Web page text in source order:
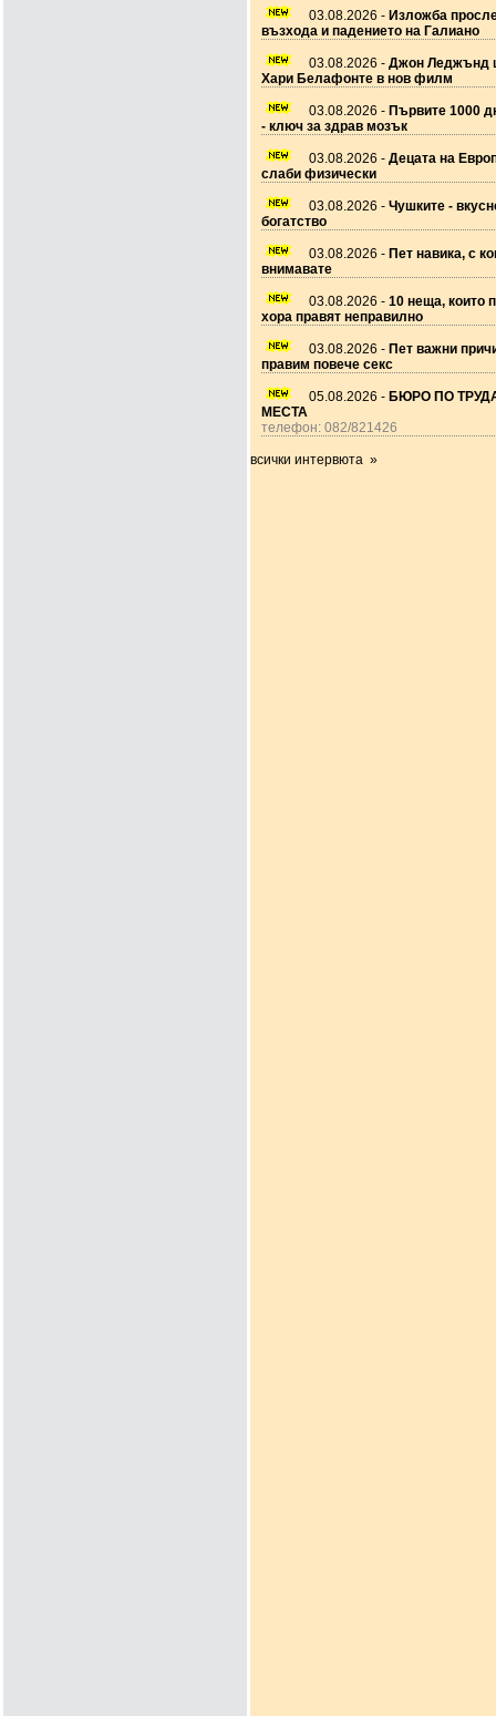
03.08.2026 - Изложба
възхода и падението на Галиано
03.08.2026 - Джон Леджънд
Хари Белафонте в нов филм
03.08.2026 - Първите 1000
- ключ за здрав мозък
03.08.2026 - Децата на
слаби физически
03.08.2026 - Чушките -
богатство
03.08.2026 - Пет навика, с
внимавате
03.08.2026 - 10 неща, които
хора правят неправилно
03.08.2026 - Пет важни
правим повече секс
05.08.2026 - БЮРО ПО
МЕСТА
телефон: 082/821426
всички интервюта »